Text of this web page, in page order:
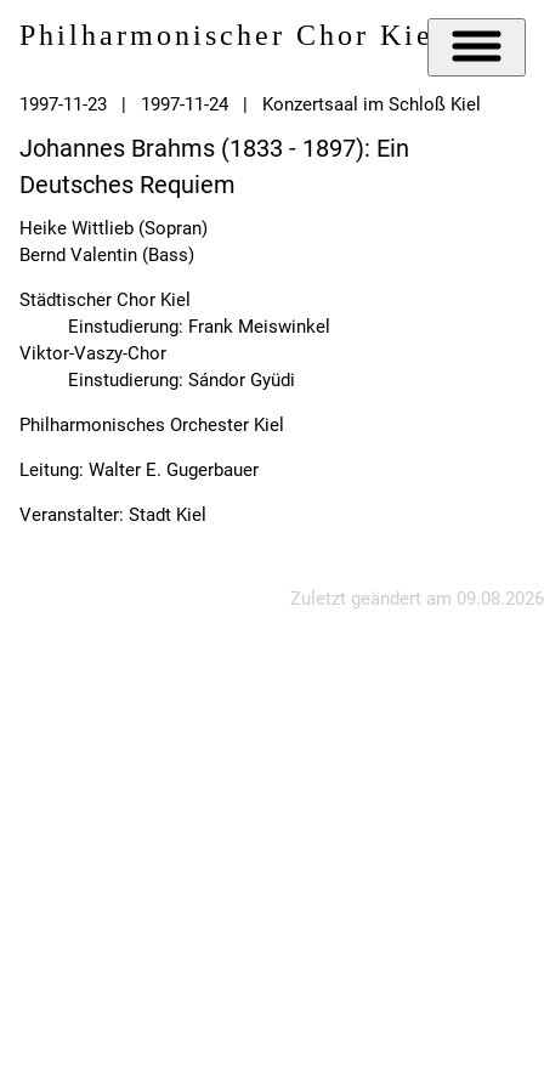
Philharmonischer Chor Kiel e.V.
1997-11-23 | 1997-11-24 | Konzertsaal im Schloß Kiel
Johannes Brahms (1833 - 1897): Ein
Deutsches Requiem
Heike Wittlieb (Sopran)
Bernd Valentin (Bass)
Städtischer Chor Kiel
Einstudierung: Frank Meiswinkel
Viktor-Vaszy-Chor
Einstudierung: Sándor Gyüdi
Philharmonisches Orchester Kiel
Leitung: Walter E. Gugerbauer
Veranstalter: Stadt Kiel
Zuletzt geändert am 09.08.2026